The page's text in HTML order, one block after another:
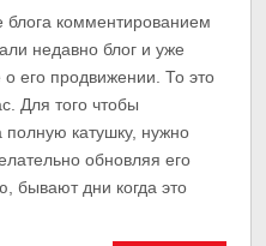
блога комментированием
недавно блог и уже
его продвижении. То это
Для того чтобы
катушку, нужно
обновляя его
бывают дни когда это